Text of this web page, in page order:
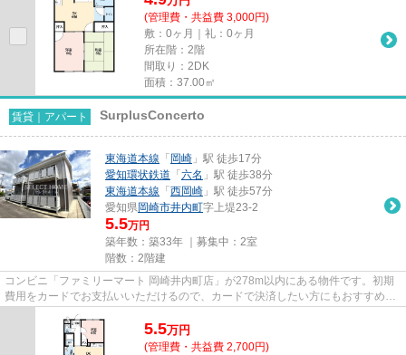
(管理費・共益費 3,000円)
敷：0ヶ月｜礼：0ヶ月
所在階：2階
間取り：2DK
面積：37.00㎡
賃貸｜アパート SurplusConcerto
東海道本線 「 岡崎 」駅 徒歩17分
愛知環状鉄道 「 六名 」駅 徒歩38分
東海道本線 「 西岡崎 」駅 徒歩57分
愛知県岡崎市井内町字上堤23-2
5.5万円
築年数：築33年 ｜募集中： 2室
階数：2階建
コンビニ「ファミリーマート 岡崎井内町店」が278m以内にある物件です。初期
費用をカードでお支払いいただけるので、カードで決済したい方にもおすすめで
す。こちらの物件はアパートで...
5.5万円
(管理費・共益費 2,700円)